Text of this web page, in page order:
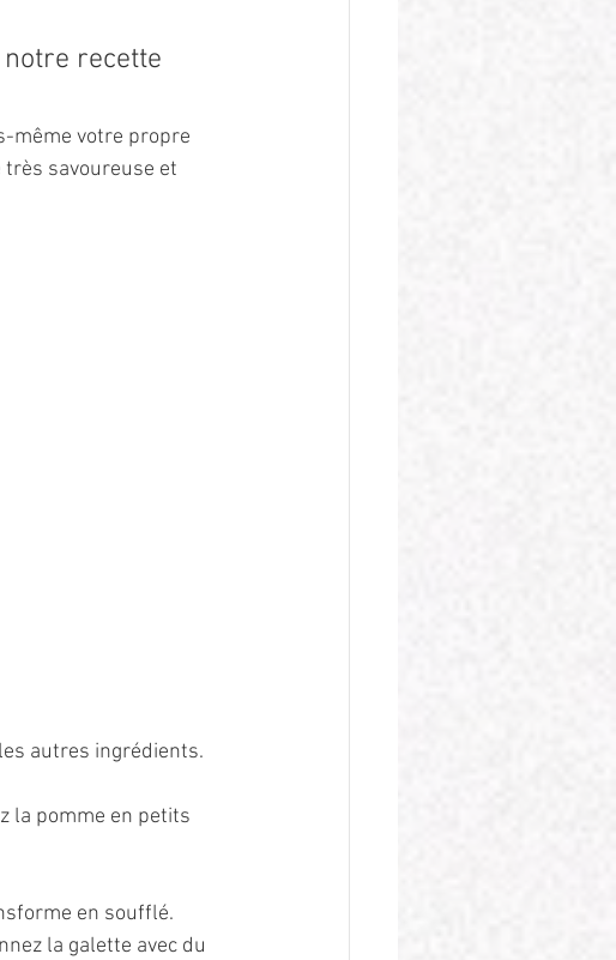
recette
même votre propre
savoureuse et
autres ingrédients.
la pomme en petits
en soufflé.
la galette avec du